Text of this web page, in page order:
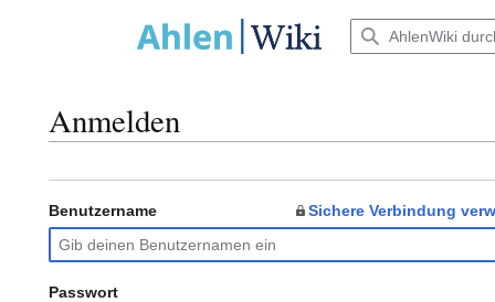
Hauptmenü
Anmelden
Benutzername Sichere Verbindung
Passwort